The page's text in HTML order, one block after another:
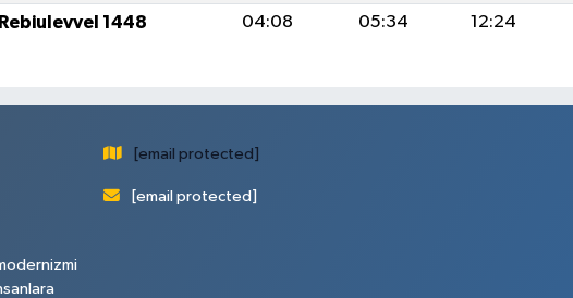
1448 04:08 05:34 12:24
[email protected]
[email protected]